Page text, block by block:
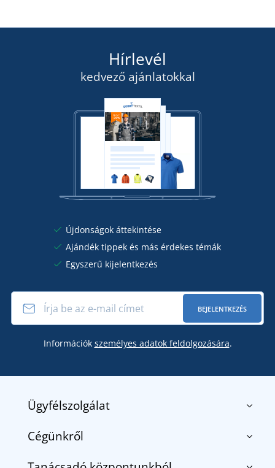
Hírlevél
kedvező ajánlatokkal
Újdonságok áttekintése
Ajándék tippek és más érdekes témák
Egyszerű kijelentkezés
BEJELENTKEZÉS
Információk személyes adatok feldolgozására.
Ügyfélszolgálat
Kapcsolat
Cégünkről